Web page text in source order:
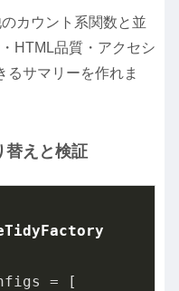
のカウント系関数と並
HTML品質・アクセシ
るサマリーを作れま
替えと検証
= [